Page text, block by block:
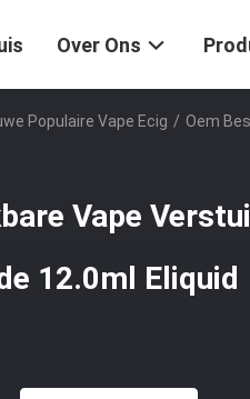
Over Ons
Populaire Vape Ecig / Oem
Vape
12.0ml Eliquid